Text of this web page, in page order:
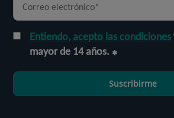
Entiendo, acepto las condiciones
mayor de 14 años.
Suscribirme